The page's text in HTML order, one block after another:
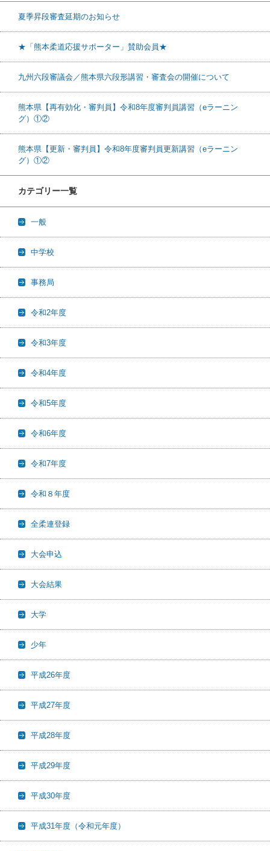
夏季昇段審査延期のお知らせ
★「熊本柔道応援サポーター」賛助会員★
九州六段審議会／熊本県六段形講習・審査会の開催について
熊本県【再有効化・審判員】令和8年度審判員講習（eラーニン
グ）①②
熊本県【更新・審判員】令和8年度審判員更新講習（eラーニン
グ）①②
カテゴリー一覧
一般
中学校
事務局
令和2年度
令和3年度
令和4年度
令和5年度
令和6年度
令和7年度
令和８年度
全柔連登録
大会申込
大会結果
大学
少年
平成26年度
平成27年度
平成28年度
平成29年度
平成30年度
平成31年度（令和元年度）